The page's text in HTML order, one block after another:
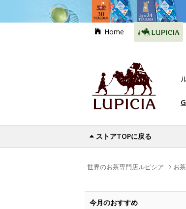
Home
ストアTOPに戻る
世界のお茶専門店ルピシア お茶
今月のおすすめ